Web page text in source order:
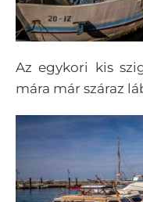
Az egykori kis
mára már száraz